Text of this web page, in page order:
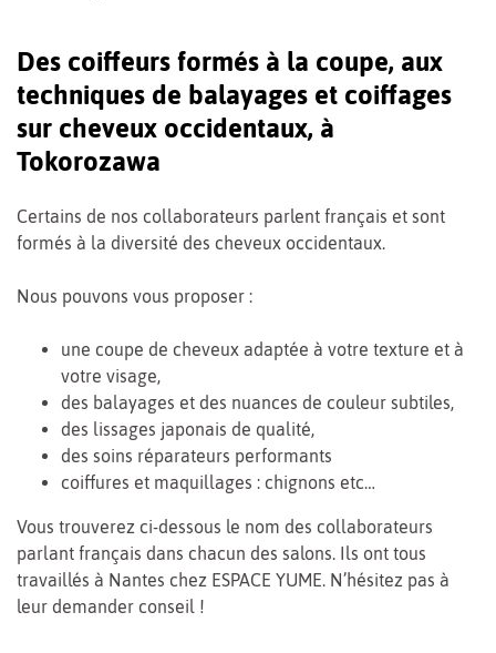
Des coiffeurs formés à la coupe, aux
techniques de balayages et coiffages
sur cheveux occidentaux, à
Tokorozawa
Certains de nos collaborateurs parlent français et sont
formés à la diversité des cheveux occidentaux.
Nous pouvons vous proposer :
une coupe de cheveux adaptée à votre texture et à
votre visage,
des balayages et des nuances de couleur subtiles,
des lissages japonais de qualité,
des soins réparateurs performants
coiffures et maquillages : chignons etc…
Vous trouverez ci-dessous le nom des collaborateurs
parlant français dans chacun des salons. Ils ont tous
travaillés à Nantes chez ESPACE YUME. N’hésitez pas à
leur demander conseil !